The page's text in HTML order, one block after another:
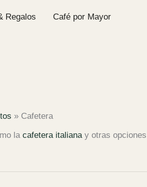
Regalos Café por Mayor
Cafetera
la cafetera italianay otras